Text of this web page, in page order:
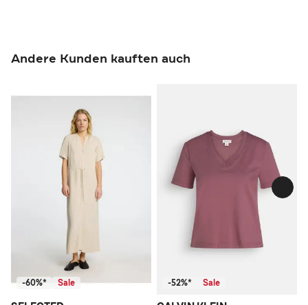
Andere Kunden kauften auch
-60%* Sale -52%* Sale